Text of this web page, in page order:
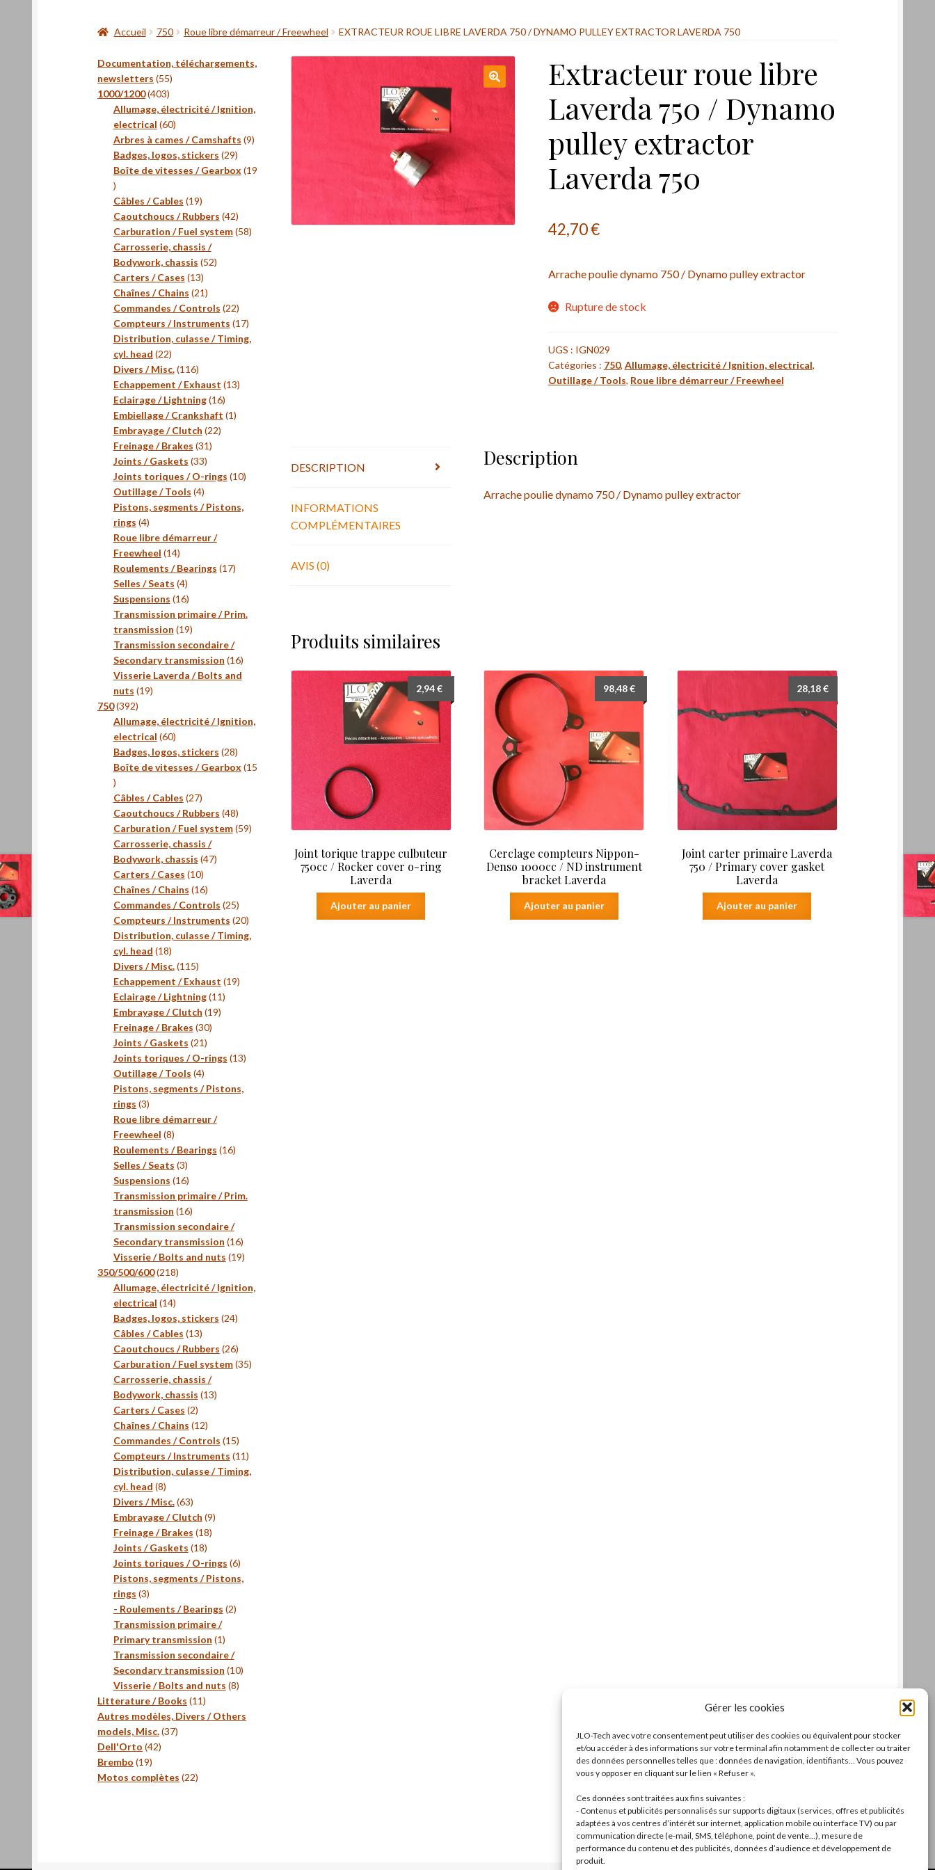
Gérer les cookies
JLO-Tech avec votre consentement peut utiliser des cookies ou équivalent pour stocker
et/ou accéder à des informations sur votre terminal afin notamment de collecter ou traiter
des données personnelles telles que : données de navigation, identifiants... Vous pouvez
vous y opposer en cliquant sur le lien « Refuser ».
Ces données sont traitées aux fins suivantes :
- Contenus et publicités personnalisés sur supports digitaux (services, offres et publicités
adaptées à vos centres d’intérêt sur internet, application mobile ou interface TV) ou par
communication directe (e-mail, SMS, téléphone, point de vente…), mesure de
performance du contenu et des publicités, données d’audience et développement de
produit.
Accueil 750 Roue libre démarreur / Freewheel EXTRACTEUR ROUE LIBRE LAVERDA 750 / DYNAMO PULLEY EXTRACTOR LAVERDA 750
Extracteur roue libre
Laverda 750 / Dynamo
pulley extractor
Laverda 750
42,70€
Arrache poulie dynamo 750 / Dynamo pulley extractor
Rupture de stock
UGS : IGN029
Catégories : 750, Allumage, électricité / Ignition, electrical,
Outillage / Tools, Roue libre démarreur / Freewheel
DESCRIPTION
INFORMATIONS
COMPLÉMENTAIRES
AVIS (0)
Description
Arrache poulie dynamo 750 / Dynamo pulley extractor
Produits similaires
Joint torique trappe culbuteur
750cc / Rocker cover o-ring
Laverda
2,94€
Ajouter au panier
Cerclage compteurs Nippon-
Denso 1000cc / ND instrument
bracket Laverda
98,48€
Ajouter au panier
Joint carter primaire Laverda
750 / Primary cover gasket
Laverda
28,18€
Ajouter au panier
Documentation, téléchargements,
newsletters 5555
1000/1200 403403
produits
Allumage, électricité / Ignition,
electrical 6060
produits
Arbres à cames / Camshafts 99
Badges, logos, stickers 2929
produits
Boîte de vitesses / Gearbox 19
19
produits
Câbles / Cables 1919
produits
Caoutchoucs / Rubbers 4242
produits
Carburation / Fuel system 5858
Carrosserie, chassis /
Bodywork, chassis 5252
Carters / Cases 1313
produits
Chaînes / Chains 2121
produits
Commandes / Controls 2222
produits
Compteurs / Instruments 1717
produits
Distribution, culasse / Timing,
cyl. head 2222
produits
Divers / Misc. 116116
produits
Echappement / Exhaust 1313
Eclairage / Lightning 1616
produits
Embiellage / Crankshaft 11
Embrayage / Clutch 2222
Freinage / Brakes 3131
Joints / Gaskets 3333
produits
Joints toriques / O-rings 1010
Outillage / Tools 44
produits
Pistons, segments / Pistons,
rings 44
produits
Roue libre démarreur /
Freewheel 1414
produits
Roulements / Bearings 1717
Selles / Seats 44
produits
Suspensions 1616
produits
Transmission primaire / Prim.
transmission 1919
produits
Transmission secondaire /
Secondary transmission 1616
produits
Visserie Laverda / Bolts and
nuts 1919
750 392392
produits
Allumage, électricité / Ignition,
electrical 6060
produits
Badges, logos, stickers 2828
produits
Boîte de vitesses / Gearbox 15
15
produits
Câbles / Cables 2727
produits
Caoutchoucs / Rubbers 4848
produits
Carburation / Fuel system 5959
Carrosserie, chassis /
Bodywork, chassis 4747
Carters / Cases 1010
produits
Chaînes / Chains 1616
produits
Commandes / Controls 2525
produits
Compteurs / Instruments 2020
produits
Distribution, culasse / Timing,
cyl. head 1818
produits
Divers / Misc. 115115
produits
Echappement / Exhaust 1919
Eclairage / Lightning 1111
Embrayage / Clutch 1919
Freinage / Brakes 3030
Joints / Gaskets 2121
produits
Joints toriques / O-rings 1313
Outillage / Tools 44
produits
Pistons, segments / Pistons,
rings 33
produits
Roue libre démarreur /
Freewheel 88
produits
Roulements / Bearings 1616
Selles / Seats 33
produits
Suspensions 1616
produits
Transmission primaire / Prim.
transmission 1616
produits
Transmission secondaire /
Secondary transmission 1616
produits
Visserie / Bolts and nuts 1919
350/500/600 218218
produits
Allumage, électricité / Ignition,
electrical 1414
produits
Badges, logos, stickers 2424
Câbles / Cables 1313
produits
Caoutchoucs / Rubbers 2626
produits
Carburation / Fuel system 3535
Carrosserie, chassis /
Bodywork, chassis 1313
Carters / Cases 22
produits
Chaînes / Chains 1212
produits
Commandes / Controls 1515
produits
Compteurs / Instruments 1111
produits
Distribution, culasse / Timing,
cyl. head 88
produits
Divers / Misc. 6363
produits
Embrayage / Clutch 99
Freinage / Brakes 1818
Joints / Gaskets 1818
produits
Joints toriques / O-rings 66
produits
Pistons, segments / Pistons,
rings 33
produits
- Roulements / Bearings 22
Transmission primaire /
Primary transmission 11
produit
Transmission secondaire /
Secondary transmission 1010
Visserie / Bolts and nuts 88
Litterature / Books 1111
produits
Autres modèles, Divers / Others
models, Misc. 3737
Dell'Orto 4242
Brembo 1919
produits
Motos complètes 2222